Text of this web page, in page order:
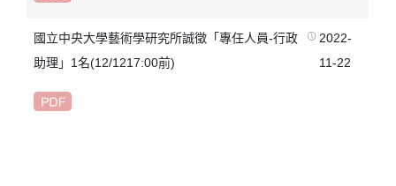
國立中央大學藝術學研究所誠徵「專任人員-行政
助理」1名(12/1217:00前)
2022-
11-22